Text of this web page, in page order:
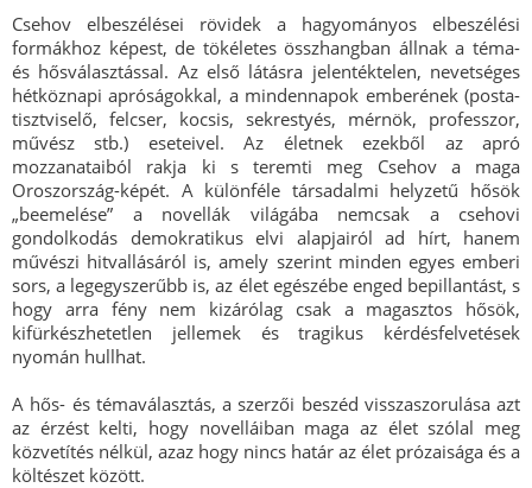
Csehov elbeszélései rövidek a hagyományos elbeszélési
formákhoz képest, de tökéletes összhangban állnak a téma-
és hősválasztással. Az első látásra jelentéktelen, nevetséges
hétköznapi apróságokkal, a mindennapok emberének (posta-
tisztviselő, felcser, kocsis, sekrestyés, mérnök, professzor,
művész stb.) eseteivel. Az életnek ezekből az apró
mozzanataiból rakja ki s teremti meg Csehov a maga
Oroszország-képét. A különféle társadalmi helyzetű hősök
„beemelése” a novellák világába nemcsak a csehovi
gondolkodás demokratikus elvi alapjairól ad hírt, hanem
művészi hitvallásáról is, amely szerint minden egyes emberi
sors, a legegyszerűbb is, az élet egészébe enged bepillantást, s
hogy arra fény nem kizárólag csak a magasztos hősök,
kifürkészhetetlen jellemek és tragikus kérdésfelvetések
nyomán hullhat.
A hős- és témaválasztás, a szerzői beszéd visszaszorulása azt
az érzést kelti, hogy novelláiban maga az élet szólal meg
közvetítés nélkül, azaz hogy nincs határ az élet prózaisága és a
költészet között.